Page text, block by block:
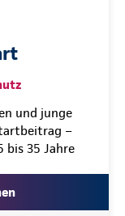
und junge
–
bis 35 Jahre